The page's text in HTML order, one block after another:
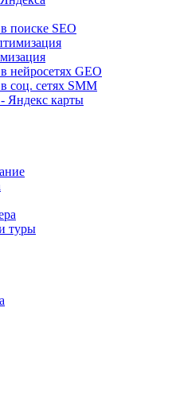
поиске SEO
нейросетях GEO
соц. сетях SMM
Яндекс карты
туры